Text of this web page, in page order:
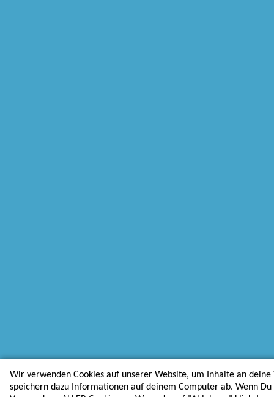
Wir verwenden Cookies auf unserer Website, um Inhalte an deine
speichern dazu Informationen auf deinem Computer ab. Wenn